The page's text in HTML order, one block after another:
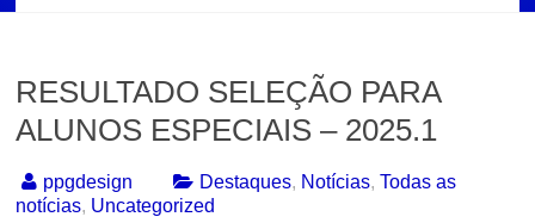
RESULTADO SELEÇÃO PARA
ALUNOS ESPECIAIS – 2025.1
ppgdesign Destaques, Notícias,Todas as
notícias, Uncategorized